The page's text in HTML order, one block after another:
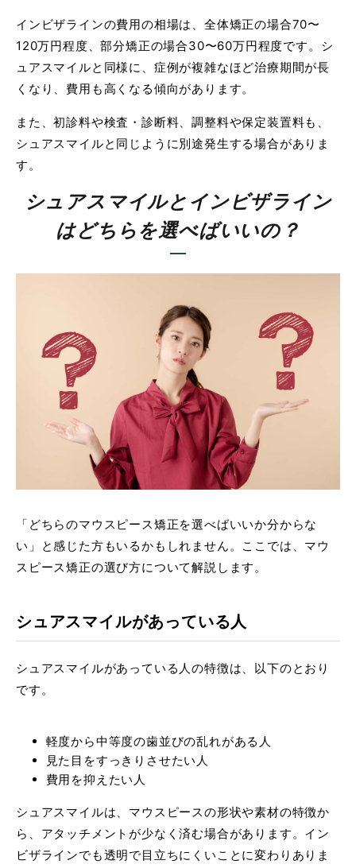
インビザラインの費用の相場は、全体矯正の場合70〜
120万円程度、部分矯正の場合30〜60万円程度です。シ
ュアスマイルと同様に、症例が複雑なほど治療期間が長
くなり、費用も高くなる傾向があります。
また、初診料や検査・診断料、調整料や保定装置料も、
シュアスマイルと同じように別途発生する場合がありま
す。
シュアスマイルとインビザライン
はどちらを選べばいいの？
「どちらのマウスピース矯正を選べばいいか分からな
い」と感じた方もいるかもしれません。ここでは、マウ
スピース矯正の選び方について解説します。
シュアスマイルがあっている人
シュアスマイルがあっている人の特徴は、以下のとおり
です。
軽度から中等度の歯並びの乱れがある人
見た目をすっきりさせたい人
費用を抑えたい人
シュアスマイルは、マウスピースの形状や素材の特徴か
ら、アタッチメントが少なく済む場合があります。イン
ビザラインでも透明で目立ちにくいことに変わりありま